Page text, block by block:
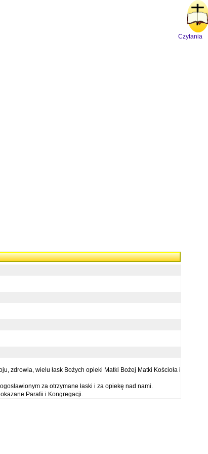
Czytania
zdrowia, wielu łask Bożych opieki Matki Bożej Matki Kościoła i
za otrzymane łaski i za opiekę nad nami.
Parafii i Kongregacji.